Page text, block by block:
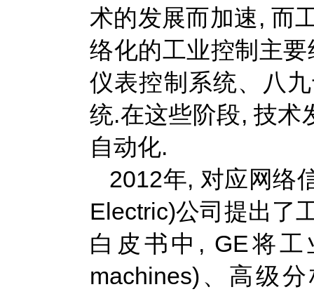
术的发展而加速, 而
络化的工业控制主
仪表控制系统、八
统.在这些阶段, 技术
自动化.
2012年, 对应网络
Electric)公司提出了
白皮书中, GE将
machines)、高级